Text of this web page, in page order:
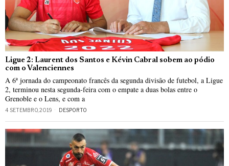
Ligue 2: Laurent dos Santos e Kévin Cabral sobem ao pódio
com o Valenciennes
A 6ª jornada do campeonato francês da segunda divisão de futebol, a Ligue
2, terminou nesta segunda-feira com o empate a duas bolas entre o
Grenoble e o Lens, e com a
4 SETEMBRO, 2019 DESPORTO